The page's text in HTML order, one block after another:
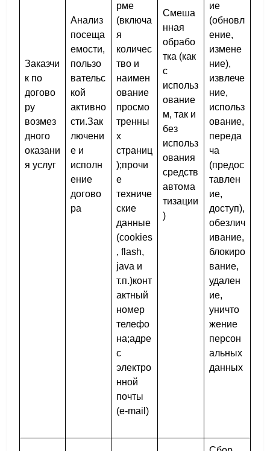
Заказчи
к по
догово
ру
возмез
дного
оказани
я услуг
Анализ
посеща
емости,
пользо
вательс
кой
активно
сти.Зак
лючени
е и
исполн
ение
догово
ра
рме
(включа
я
количес
тво и
наимен
ование
просмо
тренны
х
страниц
);прочи
е
техниче
ские
данные
(cookies
, flash,
java и
т.п.)конт
актный
номер
телефо
на;адре
с
электро
нной
почты
(e-mail)
Смеша
нная
обрабо
тка (как
с
использ
ование
м, так и
без
использ
ования
средств
автома
тизации
)
ие
(обновл
ение,
измене
ние),
извлече
ние,
использ
ование,
переда
ча
(предос
тавлен
ие,
доступ),
обезлич
ивание,
блокиро
вание,
удален
ие,
уничто
жение
персон
альных
данных